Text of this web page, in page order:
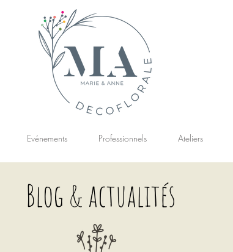
Evénements Professionnels Ateliers
Blog & actualités